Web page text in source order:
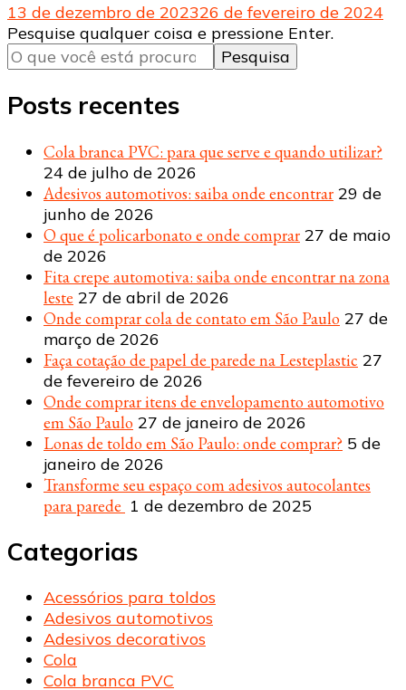
13 de dezembro de 202326 de fevereiro de 2024
Procurando
algo?
Pesquise qualquer coisa e pressione Enter.
Posts recentes
Cola branca PVC: para que serve e quando utilizar?
24 de julho de 2026
Adesivos automotivos: saiba onde encontrar 29 de
junho de 2026
O que é policarbonato e onde comprar 27 de maio
de 2026
Fita crepe automotiva: saiba onde encontrar na zona
leste 27 de abril de 2026
Onde comprar cola de contato em São Paulo 27 de
março de 2026
Faça cotação de papel de parede na Lesteplastic 27
de fevereiro de 2026
Onde comprar itens de envelopamento automotivo
em São Paulo 27 de janeiro de 2026
Lonas de toldo em São Paulo: onde comprar? 5 de
janeiro de 2026
Transforme seu espaço com adesivos autocolantes
para parede 1 de dezembro de 2025
Categorias
Acessórios para toldos
Adesivos automotivos
Adesivos decorativos
Cola
Cola branca PVC